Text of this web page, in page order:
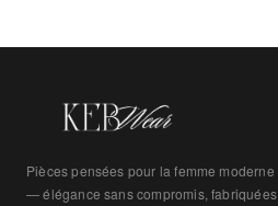
Pièces pensées pour la femme moderne
— élégance sans compromis, fabriquées